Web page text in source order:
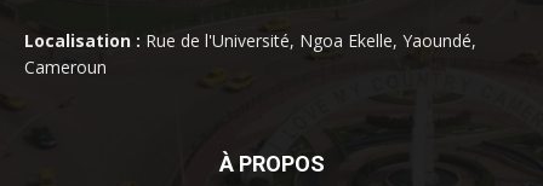
Localisation : Rue de l'Université, Ngoa Ekelle, Yaoundé,
Cameroun
À PROPOS